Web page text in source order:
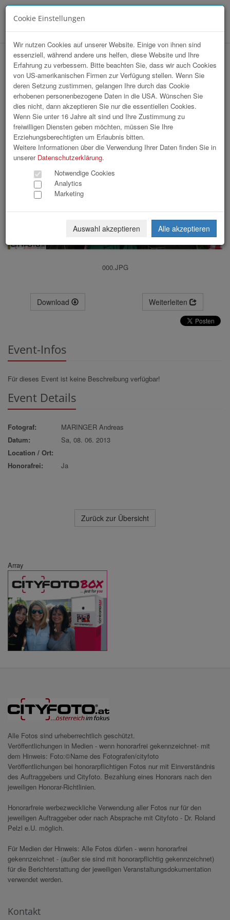
hr-lounge Sommerfest Schloßhotel
Mondsee
000.JPG
Download Weiterleiten
Event-Infos
Für dieses Event ist keine Beschreibung verfügbar!
Event Details
Fotograf:
MARINGER Andreas
Datum:
Sa, 08. 06. 2013
Location / Ort:
Honorafrei:
Ja
Zurück zur Übersicht
Array
Alle Fotos sind urheberrechtlich geschützt.
Veröffentlichungen in Medien - wenn honorarfrei gekennzeichnet- mit
dem Hinweis: Foto:©Name des Fotografen/cityfoto
Veröffentlichungen bei honorarpflichtigen Fotos nur mit Einverständnis
des Auftraggebers und Cityfoto. Bezahlung eines Honorars nach den
jeweiligen Honorar-Richtlinien.
Honorarfreie werbezweckliche Verwendung aller Fotos nur für den
jeweiligen Auftraggeber oder nach Absprache mit Cityfoto - Dr. Roland
Pelzl e.U. möglich.
Für Medien der Hinweis: Alle Fotos dürfen - wenn honorarfrei
gekennzeichnet - (außer sie sind mit honorarpflichtig gekennzeichnet)
für die Berichterstattung der jeweiligen Veranstaltungsdokumentation
verwendet werden.
Kontakt
Cookie Einstellungen
Wir nutzen Cookies auf unserer Website. Einige von ihnen sind
essenziell, während andere uns helfen, diese Website und Ihre
Erfahrung zu verbessern. Bitte beachten Sie, dass wir auch Cookies
von US-amerikanischen Firmen zur Verfügung stellen. Wenn Sie
deren Setzung zustimmen, gelangen Ihre durch das Cookie
erhobenen personenbezogene Daten in die USA. Wünschen Sie
dies nicht, dann akzeptieren Sie nur die essentiellen Cookies.
Wenn Sie unter 16 Jahre alt sind und Ihre Zustimmung zu
freiwilligen Diensten geben möchten, müssen Sie Ihre
Erziehungsberechtigten um Erlaubnis bitten.
Weitere Informationen über die Verwendung Ihrer Daten finden Sie in
unserer Datenschutzerklärung.
Notwendige Cookies
Analytics
Marketing
Auswahl akzeptieren Alle akzeptieren